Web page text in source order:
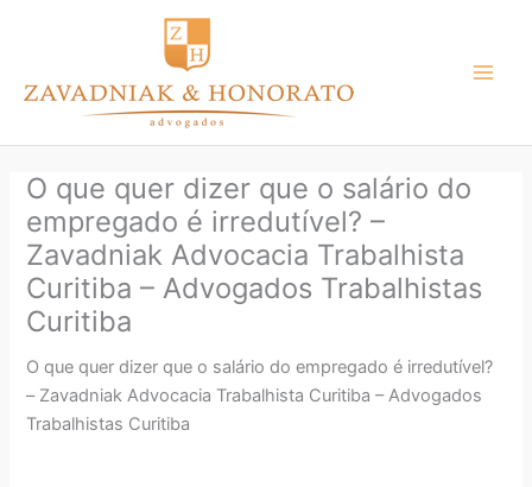
conteúdo
O que quer dizer que o salário do
empregado é irredutível? –
Zavadniak Advocacia Trabalhista
Curitiba – Advogados Trabalhistas
Curitiba
O que quer dizer que o salário do empregado é irredutível?
– Zavadniak Advocacia Trabalhista Curitiba – Advogados
Trabalhistas Curitiba